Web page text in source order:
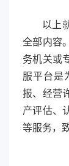
以上
全部内容
务机关或
服平台是
报、经营
产评估、
等服务，